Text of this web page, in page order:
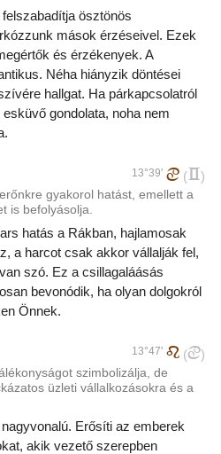
ösztönös
mások érzéseivel. Ezek
és érzékenyek. A
Néha hiányzik döntései
hallgat. Ha párkapcsolatról
gondolata, noha nem
13°39' d (c)
gyakorol hatást, emellett a
is befolyásolja.
hatás a Rákban, hajlamosak
a harcot csak akkor vállalják fel,
szó. Ez a csillagaláásás
bevonódik, ha olyan dolgokról
Önnek.
13°47' e (d)
szimbolizálja, de
üzleti vállalkozásokra és a
Erősíti az emberek
akik vezető szerepben